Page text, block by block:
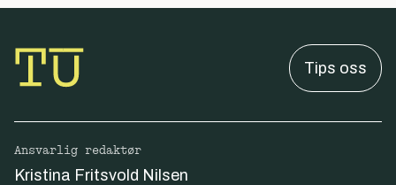
Tips oss
Ansvarlig redaktør
Kristina Fritsvold Nilsen